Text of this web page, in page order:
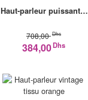
Haut-parleur puissant…
708,00Dhs
384,00Dhs